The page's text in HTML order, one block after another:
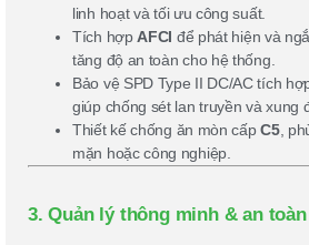
linh hoạt và tối ưu công suất.
Tích hợp AFCI để phát hiện và
tăng độ an toàn cho hệ thống.
Bảo vệ SPD Type II DC/AC tích
giúp chống sét lan truyền và xung
Thiết kế chống ăn mòn cấpC5,
mặn hoặc công nghiệp.
3. Quản lý thông minh & an toàn